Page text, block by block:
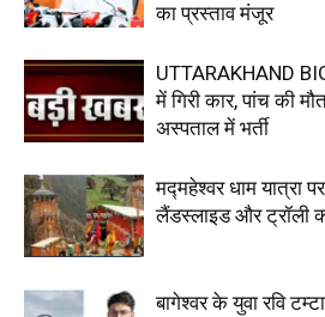
का प्रस्ताव मंजूर
UTTARAKHAND
में गिरी कार, पांच की
अस्पताल में भर्ती
मद्महेश्वर धाम यात्रा
लैंडस्लाइड और ट्रॉली
बागेश्वर के युवा रवि